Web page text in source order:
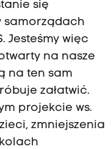
się
samorządach
Jesteśmy więc
na nasze
na ten sam
załatwić.
projekcie ws.
zmniejszenia